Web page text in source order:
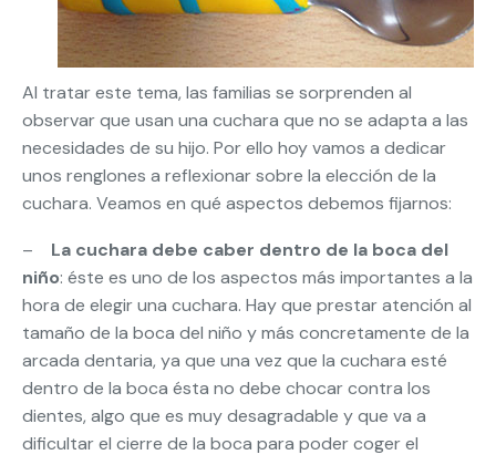
Al tratar este tema, las familias se sorprenden al
observar que usan una cuchara que no se adapta a las
necesidades de su hijo. Por ello hoy vamos a dedicar
unos renglones a reflexionar sobre la elección de la
cuchara. Veamos en qué aspectos debemos fijarnos:
– La cuchara debe caber dentro de la boca del
niño: éste es uno de los aspectos más importantes a la
hora de elegir una cuchara. Hay que prestar atención al
tamaño de la boca del niño y más concretamente de la
arcada dentaria, ya que una vez que la cuchara esté
dentro de la boca ésta no debe chocar contra los
dientes, algo que es muy desagradable y que va a
dificultar el cierre de la boca para poder coger el